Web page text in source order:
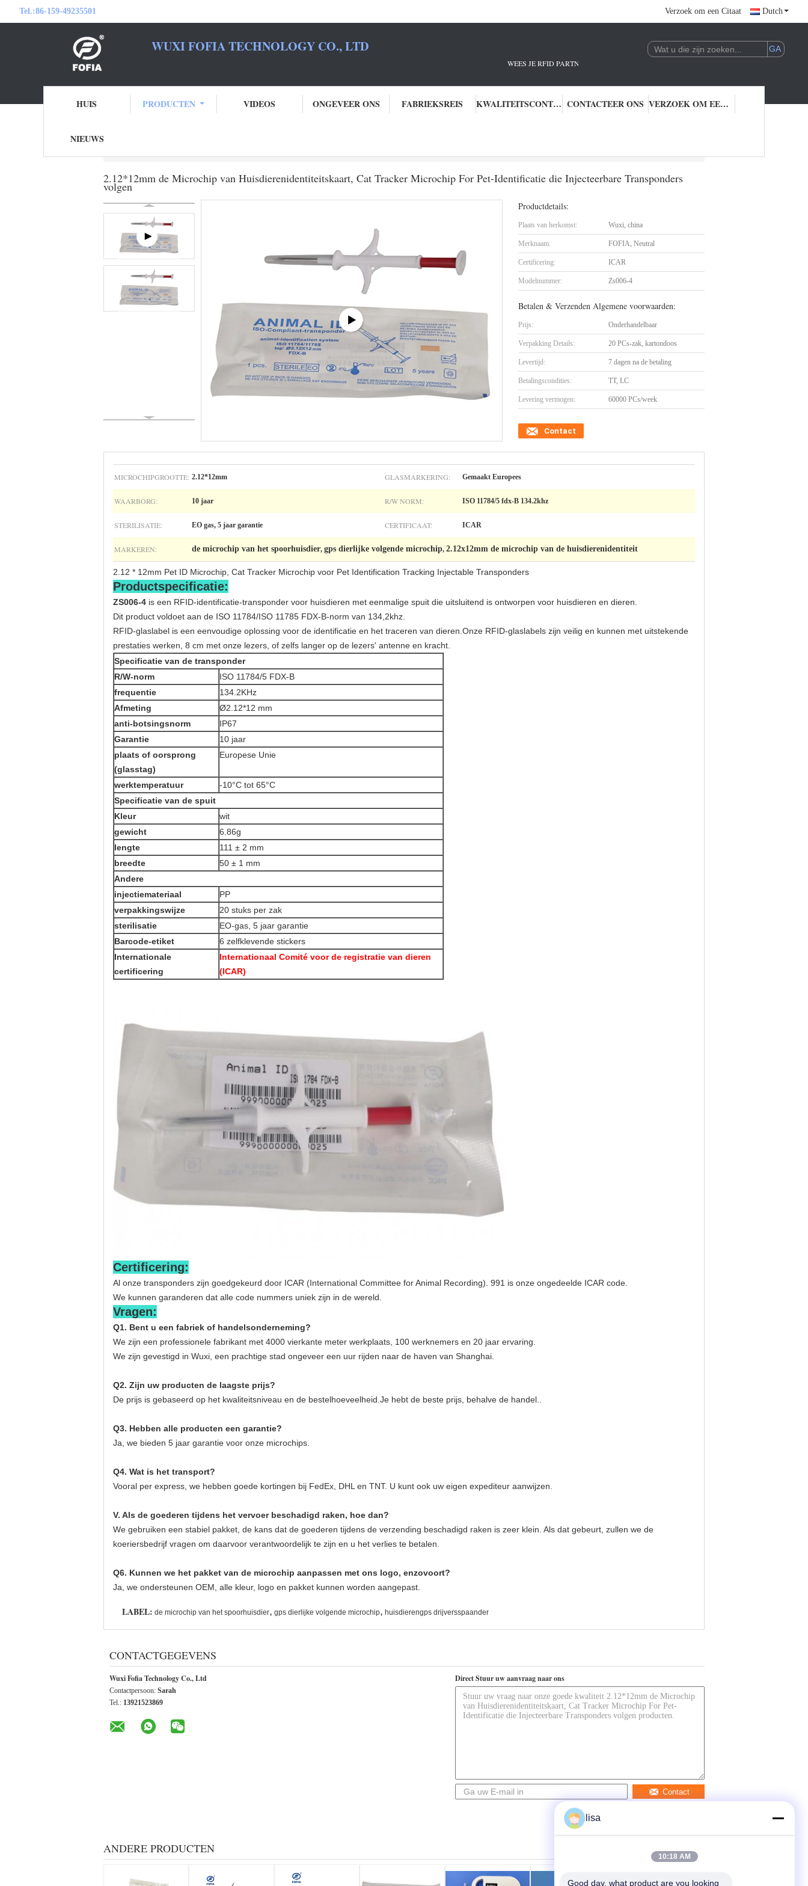
Tel.:86-159-49235501 Verzoek om een Citaat Dutch
WUXI FOFIA TECHNOLOGY CO., LTD
WEES JE RFID PARTNER.!
HUIS PRODUCTEN VIDEOS ONGEVEER ONS FABRIEKSREIS KWALITEITSCONTROLE CONTACTEER ONS VERZOEK OM EEN CITAAT
NIEUWS
2.12*12mm de Microchip van Huisdierenidentiteitskaart, Cat Tracker Microchip For Pet-Identificatie die Injecteerbare Transponders
volgen
Productdetails:
Plaats van herkomst: Wuxi, china
Merknaam: FOFIA, Neutral
Certificering: ICAR
Modelnummer: Zs006-4
Betalen & Verzenden Algemene voorwaarden:
Prijs: Onderhandelbaar
Verpakking Details: 20 PCs-zak, kartondoos
Levertijd: 7 dagen na de betaling
Betalingscondities: TT, LC
Levering vermogen: 60000 PCs/week
Contact
MICROCHIPGROOTTE: 2.12*12mm GLASMARKERING: Gemaakt Europees
WAARBORG: 10 jaar R/W NORM: ISO 11784/5 fdx-B 134.2khz
STERILISATIE: EO gas, 5 jaar garantie CERTIFICAAT: ICAR
MARKEREN: de microchip van het spoorhuisdier, gps dierlijke volgende microchip, 2.12x12mm de microchip van de huisdierenidentiteit
2.12 * 12mm Pet ID Microchip, Cat Tracker Microchip voor Pet Identification Tracking Injectable Transponders
Productspecificatie:
ZS006-4 is een RFID-identificatie-transponder voor huisdieren met eenmalige spuit die uitsluitend is ontworpen voor huisdieren en dieren.
Dit product voldoet aan de ISO 11784/ISO 11785 FDX-B-norm van 134,2khz.
RFID-glaslabel is een eenvoudige oplossing voor de identificatie en het traceren van dieren.Onze RFID-glaslabels zijn veilig en kunnen met uitstekende
prestaties werken, 8 cm met onze lezers, of zelfs langer op de lezers' antenne en kracht.
Specificatie van de transponder
R/W-norm
ISO 11784/5 FDX-B
frequentie
134.2KHz
Afmeting
Ø2.12*12 mm
anti-botsingsnorm
IP67
Garantie
10 jaar
plaats of oorsprong
(glasstag)
Europese Unie
werktemperatuur
-10°C tot 65°C
Specificatie van de spuit
Kleur
wit
gewicht
6.86g
lengte
111 ± 2 mm
breedte
50 ± 1 mm
Andere
injectiemateriaal
PP
verpakkingswijze
20 stuks per zak
sterilisatie
EO-gas, 5 jaar garantie
Barcode-etiket
6 zelfklevende stickers
Internationale
certificering
Internationaal Comité voor de registratie van dieren
(ICAR)
Certificering:
Al onze transponders zijn goedgekeurd door ICAR (International Committee for Animal Recording). 991 is onze ongedeelde ICAR code.
We kunnen garanderen dat alle code nummers uniek zijn in de wereld.
Vragen:
Q1. Bent u een fabriek of handelsonderneming?
We zijn een professionele fabrikant met 4000 vierkante meter werkplaats, 100 werknemers en 20 jaar ervaring.
We zijn gevestigd in Wuxi, een prachtige stad ongeveer een uur rijden naar de haven van Shanghai.
Q2. Zijn uw producten de laagste prijs?
De prijs is gebaseerd op het kwaliteitsniveau en de bestelhoeveelheid.Je hebt de beste prijs, behalve de handel..
Q3. Hebben alle producten een garantie?
Ja, we bieden 5 jaar garantie voor onze microchips.
Q4. Wat is het transport?
Vooral per express, we hebben goede kortingen bij FedEx, DHL en TNT. U kunt ook uw eigen expediteur aanwijzen.
V. Als de goederen tijdens het vervoer beschadigd raken, hoe dan?
We gebruiken een stabiel pakket, de kans dat de goederen tijdens de verzending beschadigd raken is zeer klein. Als dat gebeurt, zullen we de
koeriersbedrijf vragen om daarvoor verantwoordelijk te zijn en u het verlies te betalen.
Q6. Kunnen we het pakket van de microchip aanpassen met ons logo, enzovoort?
Ja, we ondersteunen OEM, alle kleur, logo en pakket kunnen worden aangepast.
LABEL: de microchip van het spoorhuisdier, gps dierlijke volgende microchip, huisdierengps drijversspaander
CONTACTGEGEVENS
Wuxi Fofia Technology Co., Ltd
Contactpersoon: Sarah
Tel.: 13921523869
Direct Stuur uw aanvraag naar ons
Contact
ANDERE PRODUCTEN
lisa
10:18 AM
Good day, what product are you looking